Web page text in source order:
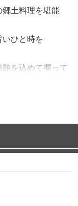
土料理を堪能
ひと時を
を込めて握って